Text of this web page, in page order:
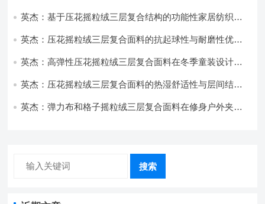
英杰：基于压花摇粒绒三层复合结构的功能性家居纺织品
英杰：压花摇粒绒三层复合面料的抗起球性与耐磨性优化
英杰：高弹性压花摇粒绒三层复合面料在冬季童装设计中
英杰：压花摇粒绒三层复合面料的热湿舒适性与层间结合
英杰：弹力布和格子摇粒绒三层复合面料在修身户外夹克
搜索